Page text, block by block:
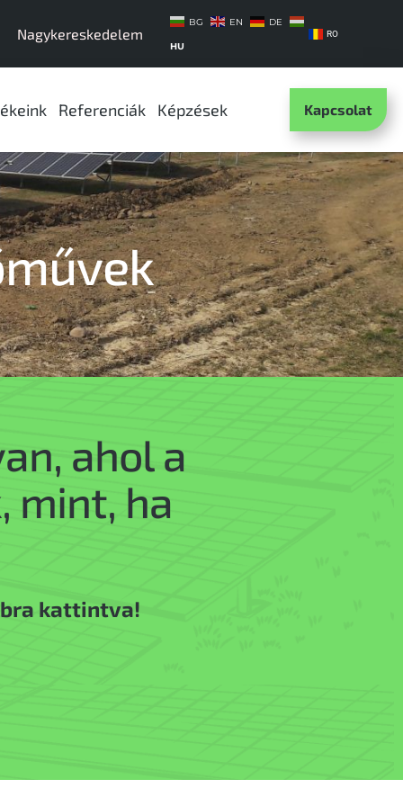
Nagykereskedelem
BG EN DE
HU
RO
Referenciák Képzések Kapcsolat
ahol a
mint, ha
kattintva!